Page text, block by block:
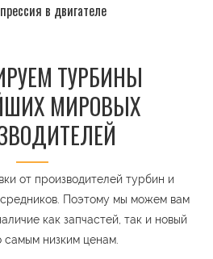
в двигателе
ТУРБИНЫ
МИРОВЫХ
от производителей турбин и
Поэтому мы можем вам
как запчастей, так и новый
самым низким ценам.